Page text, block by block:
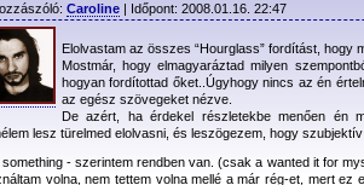
Caroline | Időpont: 2008.01.16. 22:47
Elolvastam az összes “Hourglass” fordítást, hogy
Mostmár, hogy elmagyaráztad milyen
hogyan fordítottad őket..Úgyhogy nincs az én
az egész szövegeket nézve.
De azért, ha érdekel részletekbe menően én
lesz türelmed elolvasni, és leszögezem, hogy
something - szerintem rendben van. (csak a wanted it for
volna, nem tettem volna mellé a már rég-et, mert ez